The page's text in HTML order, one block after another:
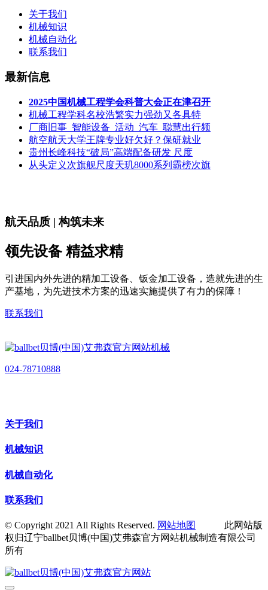
关于我们
机械知识
机械自动化
联系我们
最新信息
2025中国机械工程学会科普大会正在津召开
机械工程学科名校浩繁实力强劲又各具特
厂商旧事_智能设备_活动_汽车_聪慧出行频
航空航天大学王牌专业好欠好？保研就业
贵州长峰科技“破局”高端配备研发 尺度
从头定义次旗舰尺度天玑8000系列霸榜次旗
航天品质 | 构筑未来
领先设备 精益求精
引进国内外先进的精加工设备、钣金加工设备，造就先进的生
产基地，为先进技术方案的迅速实施提供了有力的保障！
联系我们
024-78710888
关于我们
机械知识
机械自动化
联系我们
© Copyright 2021 All Rights Reserved. 网站地图
此网站版
权归辽宁ballbet贝博(中国)艾弗森官方网站机械制造有限公司
所有